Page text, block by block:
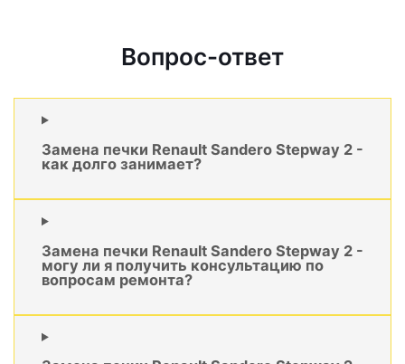
Вопрос-ответ
Замена печки Renault Sandero Stepway 2 -
как долго занимает?
Замена печки Renault Sandero Stepway 2 -
могу ли я получить консультацию по
вопросам ремонта?